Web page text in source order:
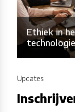
Ethiek in
Updates